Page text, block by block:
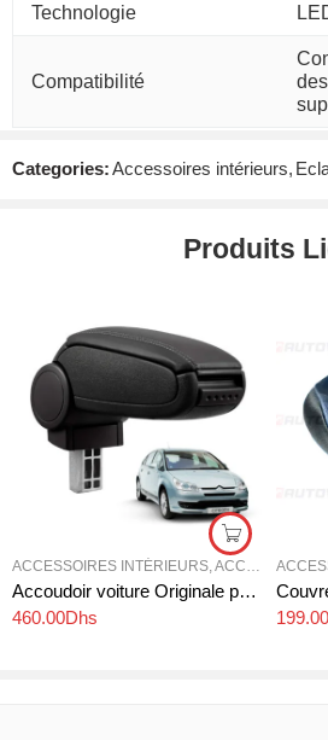
Technologie
Compatibilité
Categories:Accessoires intérieurs,
Produits
ACCESSOIRES INTÉRIEURS ACCOUDOIR VOITURE
Accoudoir voiture Originale pour CITROËN C4 (2004-2010)
460.00Dhs 199.00